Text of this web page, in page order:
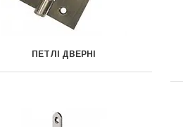
ПЕТЛІ ДВЕРНІ